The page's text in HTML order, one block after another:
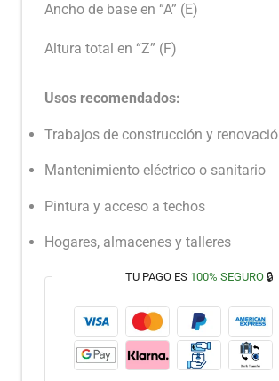
Ancho de base en “A” (E)
Altura total en “Z” (F)
Usos recomendados:
Trabajos de construcción y
Mantenimiento eléctrico o sanitario
Pintura y acceso a techos
Hogares, almacenes y talleres
TU PAGO ES 100% SEGURO🔒